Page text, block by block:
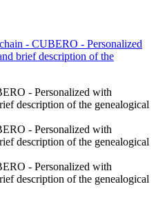
- CUBERO - Personalized
brief description of the